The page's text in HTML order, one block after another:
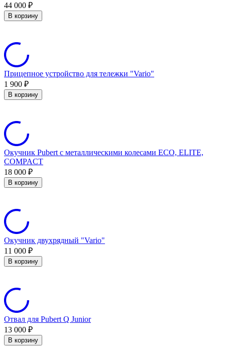
44 000 ₽
В корзину
Прицепное устройство для тележки "Vario"
1 900 ₽
В корзину
Окучник Pubert с металлическими колесами ECO, ELITE,
COMPACT
18 000 ₽
В корзину
Окучник двухрядный "Vario"
11 000 ₽
В корзину
Отвал для Pubert Q Junior
13 000 ₽
В корзину